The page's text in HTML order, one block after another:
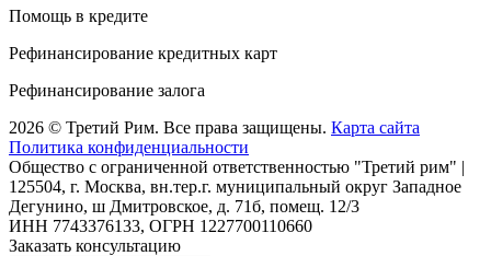
Помощь в кредите
Рефинансирование кредитных карт
Рефинансирование залога
2026 © Третий Рим. Все права защищены. Карта сайта
Политика конфиденциальности
Общество с ограниченной ответственностью "Третий рим" |
125504, г. Москва, вн.тер.г. муниципальный округ Западное
Дегунино, ш Дмитровское, д. 71б, помещ. 12/3
ИНН 7743376133, ОГРН 1227700110660
Заказать консультацию